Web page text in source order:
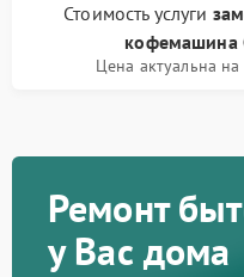
Стоимость услуги
кофемашина
Цена актуальна
Ремонт
у Вас дома